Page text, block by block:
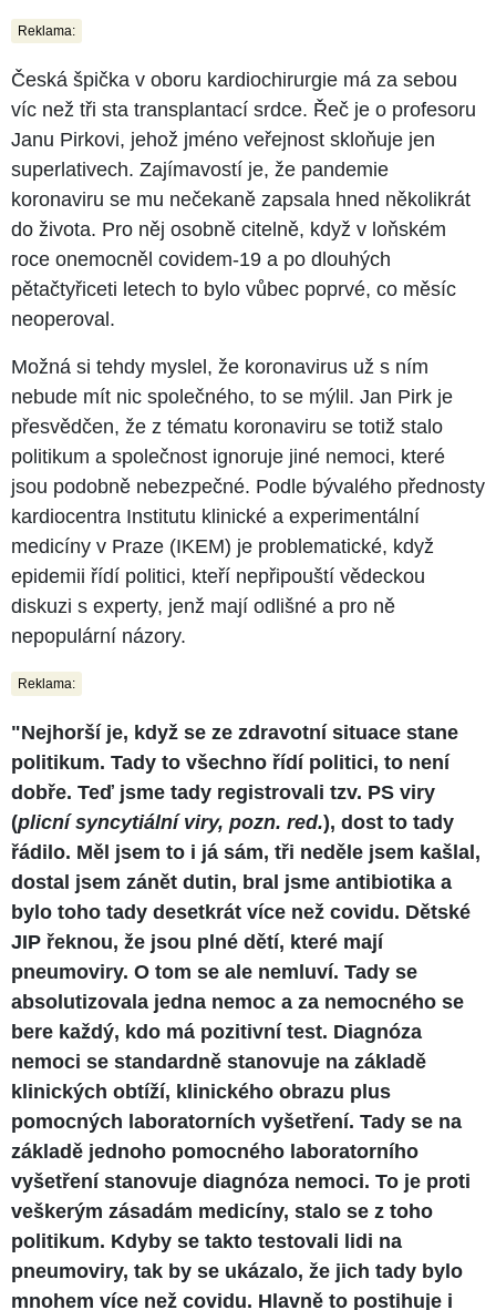
Reklama:
Česká špička v oboru kardiochirurgie má za sebou
víc než tři sta transplantací srdce. Řeč je o profesoru
Janu Pirkovi, jehož jméno veřejnost skloňuje jen
superlativech. Zajímavostí je, že pandemie
koronaviru se mu nečekaně zapsala hned několikrát
do života. Pro něj osobně citelně, když v loňském
roce onemocněl covidem-19 a po dlouhých
pětačtyřiceti letech to bylo vůbec poprvé, co měsíc
neoperoval.
Možná si tehdy myslel, že koronavirus už s ním
nebude mít nic společného, to se mýlil. Jan Pirk je
přesvědčen, že z tématu koronaviru se totiž stalo
politikum a společnost ignoruje jiné nemoci, které
jsou podobně nebezpečné. Podle bývalého přednosty
kardiocentra Institutu klinické a experimentální
medicíny v Praze (IKEM) je problematické, když
epidemii řídí politici, kteří nepřipouští vědeckou
diskuzi s experty, jenž mají odlišné a pro ně
nepopulární názory.
Reklama:
"Nejhorší je, když se ze zdravotní situace stane
politikum. Tady to všechno řídí politici, to není
dobře. Teď jsme tady registrovali tzv. PS viry
(plicní syncytiální viry, pozn. red.), dost to tady
řádilo. Měl jsem to i já sám, tři neděle jsem kašlal,
dostal jsem zánět dutin, bral jsme antibiotika a
bylo toho tady desetkrát více než covidu. Dětské
JIP řeknou, že jsou plné dětí, které mají
pneumoviry. O tom se ale nemluví. Tady se
absolutizovala jedna nemoc a za nemocného se
bere každý, kdo má pozitivní test. Diagnóza
nemoci se standardně stanovuje na základě
klinických obtíží, klinického obrazu plus
pomocných laboratorních vyšetření. Tady se na
základě jednoho pomocného laboratorního
vyšetření stanovuje diagnóza nemoci. To je proti
veškerým zásadám medicíny, stalo se z toho
politikum. Kdyby se takto testovali lidi na
pneumoviry, tak by se ukázalo, že jich tady bylo
mnohem více než covidu. Hlavně to postihuje i